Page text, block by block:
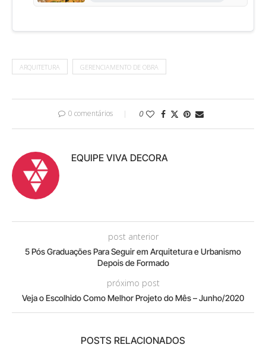
ARQUITETURA GERENCIAMENTO DE OBRA
0 comentários 0
EQUIPE VIVA DECORA
post anterior
5 Pós Graduações Para Seguir em Arquitetura e Urbanismo
Depois de Formado
próximo post
Veja o Escolhido Como Melhor Projeto do Mês – Junho/2020
POSTS RELACIONADOS